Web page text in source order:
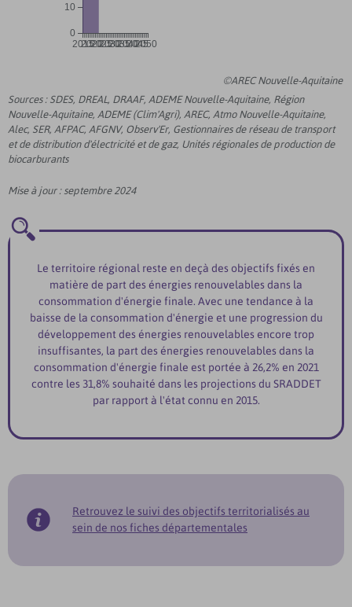
©AREC Nouvelle-Aquitaine
2015
2020
2025
2030
2035
2040
2045
2050
0
10
Sources : SDES, DREAL, DRAAF, ADEME Nouvelle-Aquitaine, Région
Nouvelle-Aquitaine, ADEME (Clim'Agri), AREC, Atmo Nouvelle-Aquitaine,
Alec, SER, AFPAC, AFGNV, Observ'Er, Gestionnaires de réseau de transport
et de distribution d'électricité et de gaz, Unités régionales de production de
biocarburants
Mise à jour : septembre 2024
Le territoire régional reste en deçà des objectifs fixés en
matière de part des énergies renouvelables dans la
consommation d'énergie finale. Avec une tendance à la
baisse de la consommation d'énergie et une progression du
développement des énergies renouvelables encore trop
insuffisantes, la part des énergies renouvelables dans la
consommation d'énergie finale est portée à 26,2% en 2021
contre les 31,8% souhaité dans les projections du SRADDET
par rapport à l'état connu en 2015.
Retrouvez le suivi des objectifs territorialisés au
sein de nos fiches départementales